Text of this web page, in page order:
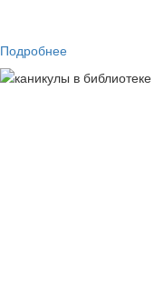
Подробнее